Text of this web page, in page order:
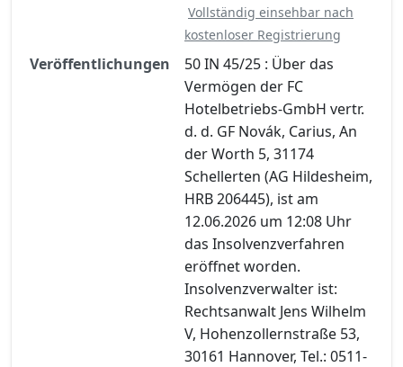
Vollständig einsehbar nach
kostenloser Registrierung
Veröffentlichungen
50 IN 45/25 : Über das
Vermögen der FC
Hotelbetriebs-GmbH vertr.
d. d. GF Novák, Carius, An
der Worth 5, 31174
Schellerten (AG Hildesheim,
HRB 206445), ist am
12.06.2026 um 12:08 Uhr
das Insolvenzverfahren
eröffnet worden.
Insolvenzverwalter ist:
Rechtsanwalt Jens Wilhelm
V, Hohenzollernstraße 53,
30161 Hannover, Tel.: 0511-